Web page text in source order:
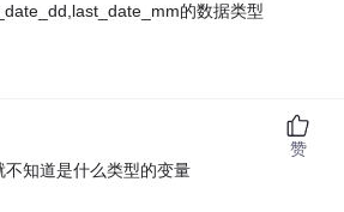
的数据类型
知道是什么类型的变量
赞